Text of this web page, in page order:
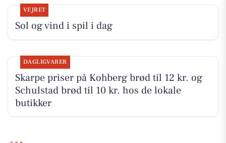
VEJRET
Sol og vind i spil i dag
DAGLIGVARER
Skarpe priser på Kohberg brød til 12 kr. og
Schulstad brød til 10 kr. hos de lokale
butikker